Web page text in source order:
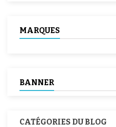
MARQUES
BANNER
CATÉGORIES DU BLOG